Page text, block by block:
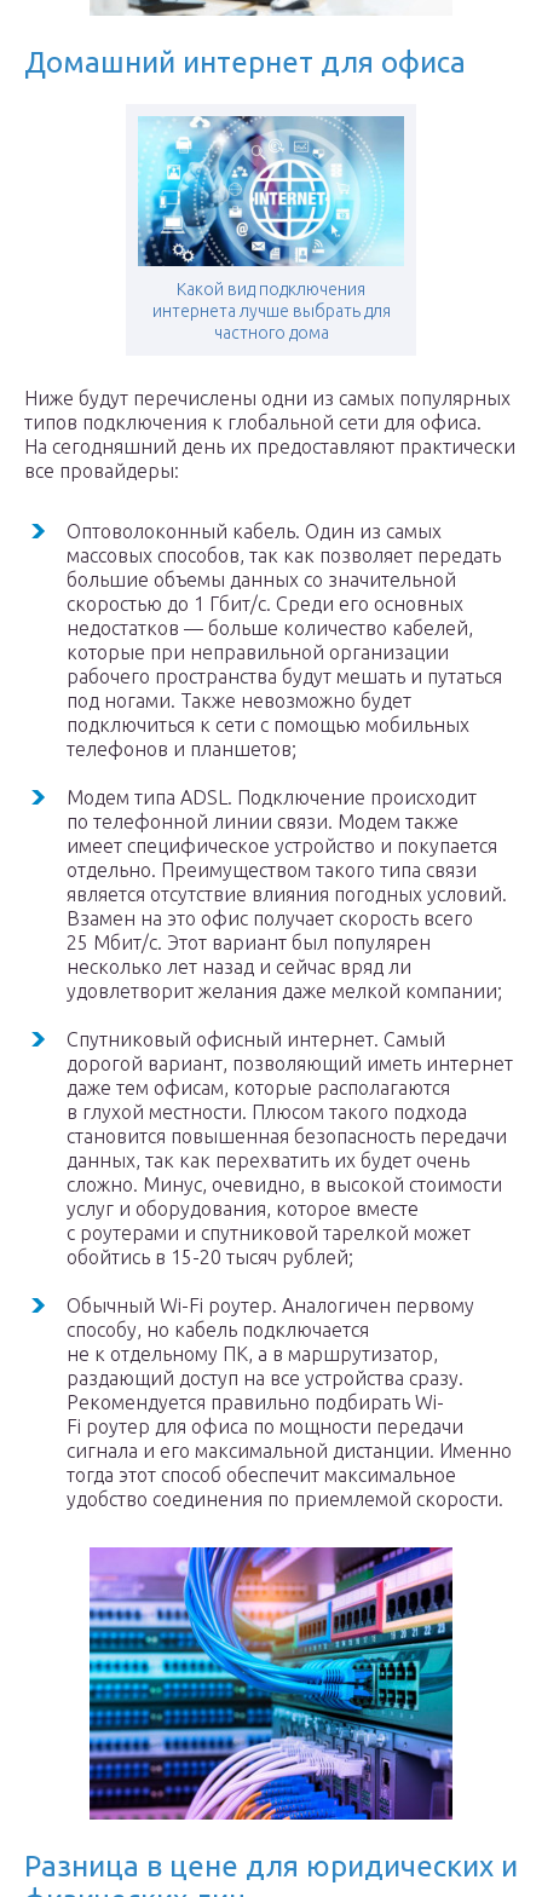
Домашний интернет для офиса
Какой вид подключения
интернета лучше выбрать для
частного дома
Ниже будут перечислены одни из самых популярных
типов подключения к глобальной сети для офиса.
На сегодняшний день их предоставляют практически
все провайдеры:
Оптоволоконный кабель. Один из самых
массовых способов, так как позволяет передать
большие объемы данных со значительной
скоростью до 1 Гбит/с. Среди его основных
недостатков — больше количество кабелей,
которые при неправильной организации
рабочего пространства будут мешать и путаться
под ногами. Также невозможно будет
подключиться к сети с помощью мобильных
телефонов и планшетов;
Модем типа ADSL. Подключение происходит
по телефонной линии связи. Модем также
имеет специфическое устройство и покупается
отдельно. Преимуществом такого типа связи
является отсутствие влияния погодных условий.
Взамен на это офис получает скорость всего
25 Мбит/с. Этот вариант был популярен
несколько лет назад и сейчас вряд ли
удовлетворит желания даже мелкой компании;
Спутниковый офисный интернет. Самый
дорогой вариант, позволяющий иметь интернет
даже тем офисам, которые располагаются
в глухой местности. Плюсом такого подхода
становится повышенная безопасность передачи
данных, так как перехватить их будет очень
сложно. Минус, очевидно, в высокой стоимости
услуг и оборудования, которое вместе
с роутерами и спутниковой тарелкой может
обойтись в 15-20 тысяч рублей;
Обычный Wi-Fi роутер. Аналогичен первому
способу, но кабель подключается
не к отдельному ПК, а в маршрутизатор,
раздающий доступ на все устройства сразу.
Рекомендуется правильно подбирать Wi-
Fi роутер для офиса по мощности передачи
сигнала и его максимальной дистанции. Именно
тогда этот способ обеспечит максимальное
удобство соединения по приемлемой скорости.
Разница в цене для юридических и